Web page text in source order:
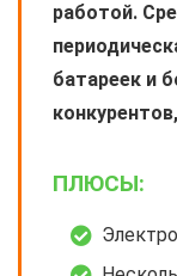
работой.
батареек и
ПЛЮСЫ: